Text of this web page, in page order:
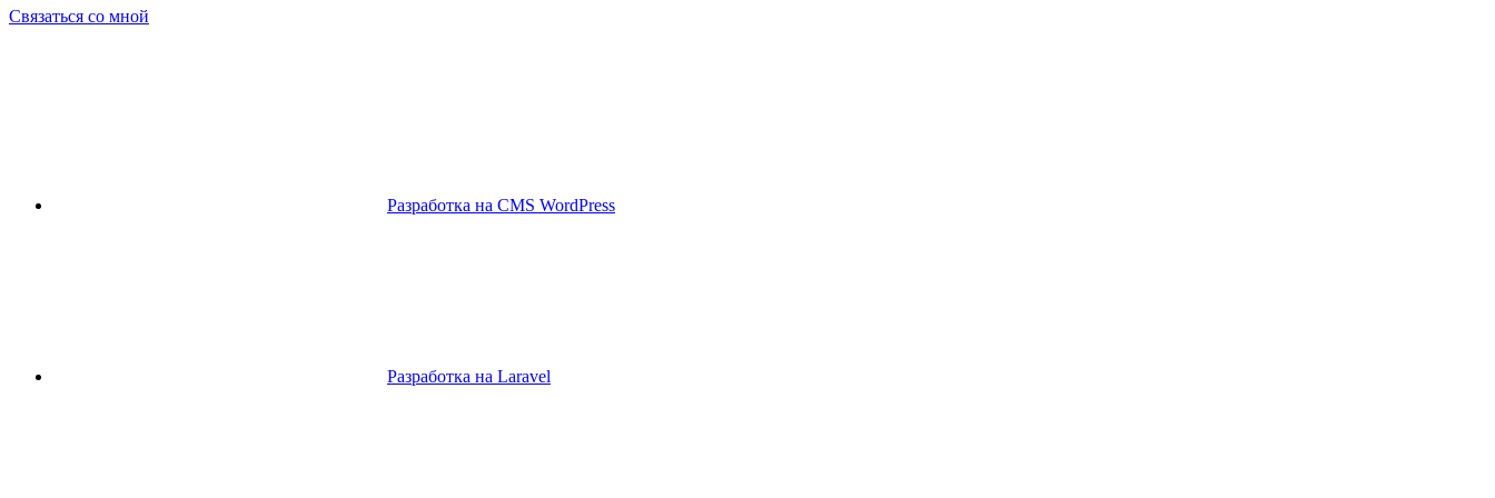
Связаться со мной
Разработка на CMS WordPress
Разработка на Laravel